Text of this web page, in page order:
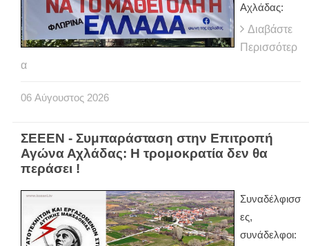
Αχλάδας:
Διαβάστε
Περισσότερ
α
06 Αύγουστος 2026
ΣΕΕΕΝ - Συμπαράσταση στην Επιτροπή
Αγώνα Αχλάδας: Η τρομοκρατία δεν θα
περάσει !
Συναδέλφισσ
ες,
συνάδελφοι: